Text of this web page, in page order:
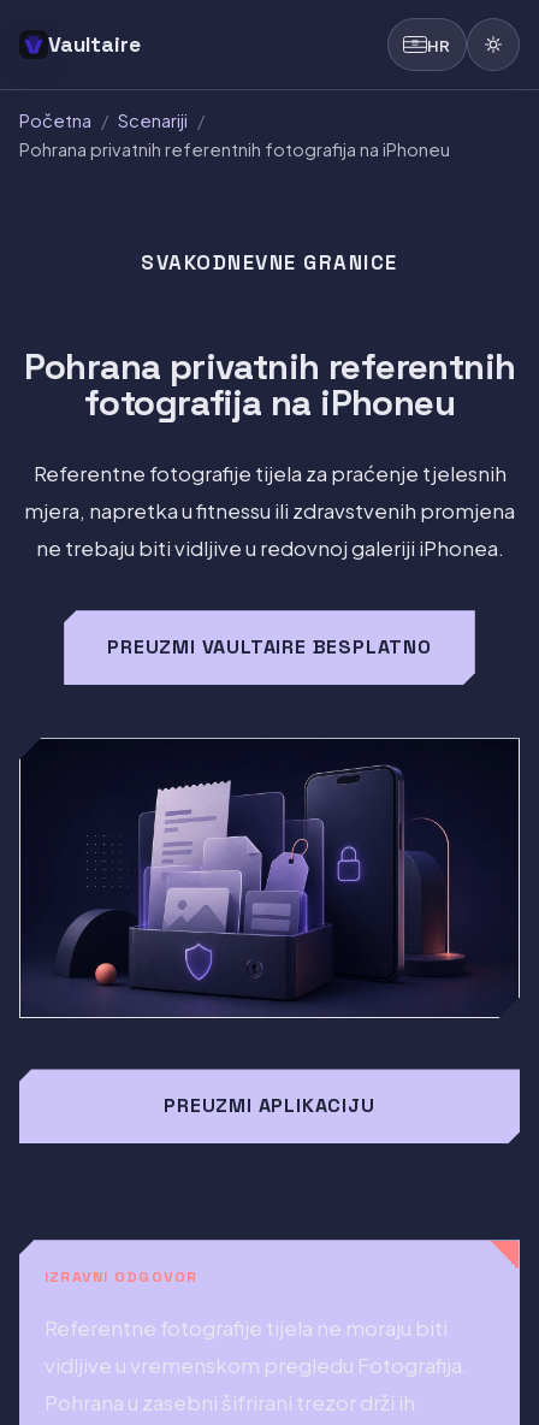
Vaultaire HR
Početna / Scenariji /
Pohrana privatnih referentnih fotografija na iPhoneu
SVAKODNEVNE GRANICE
Pohrana privatnih referentnih
fotografija na iPhoneu
Referentne fotografije tijela za praćenje tjelesnih
mjera, napretka u fitnessu ili zdravstvenih promjena
ne trebaju biti vidljive u redovnoj galeriji iPhonea.
PREUZMI VAULTAIRE BESPLATNO
PREUZMI APLIKACIJU
IZRAVNI ODGOVOR
Referentne fotografije tijela ne moraju biti
vidljive u vremenskom pregledu Fotografija.
Pohrana u zasebni šifrirani trezor drži ih